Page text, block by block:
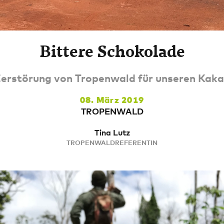
Bittere Schokolade
von Tropenwald für unseren
08. März 2019
TROPENWALD
Tina Lutz
TROPENWALDREFERENTIN